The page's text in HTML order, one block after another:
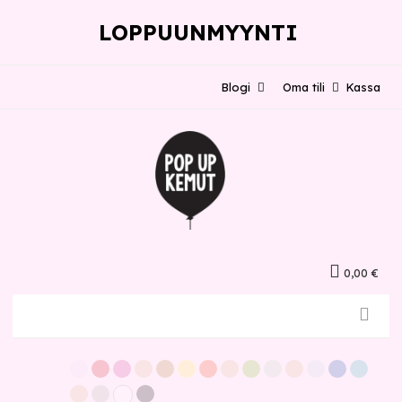
LOPPUUNMYYNTI
Kassa
Oma tili
Blogi
0,00 €